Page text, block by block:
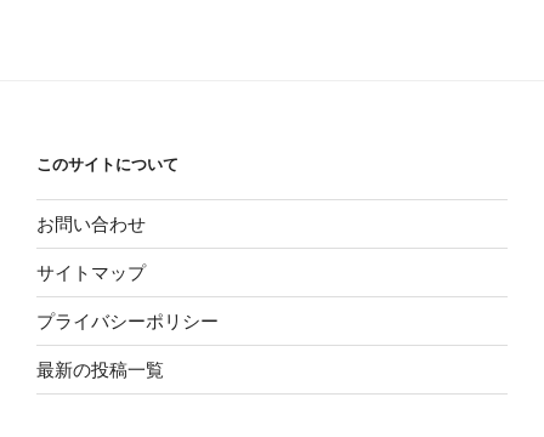
このサイトについて
お問い合わせ
サイトマップ
プライバシーポリシー
最新の投稿一覧